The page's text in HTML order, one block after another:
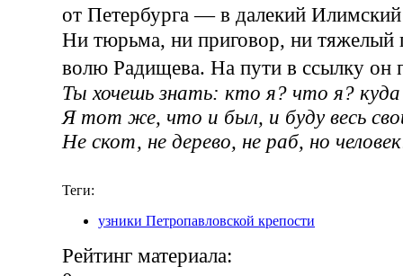
от Петербурга — в далекий
Ни тюрьма, ни приговор, ни тяжелый
волю Радищева. На пути в ссылку
Ты хочешь знать: кто я? что я? куда
Я тот же, что и был, и буду весь
Не скот, не дерево, не раб, но
Теги:
узники Петропавловской крепости
Рейтинг материала: